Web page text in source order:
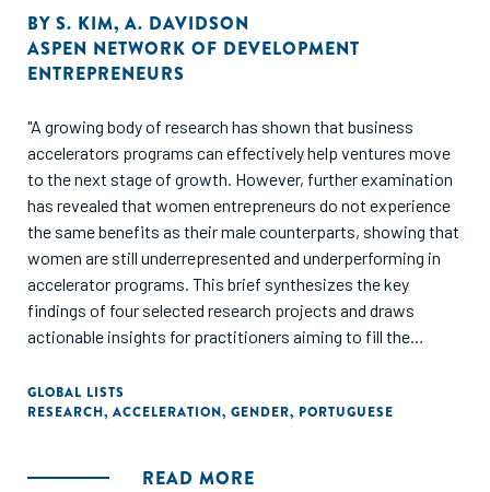
BY S. KIM, A. DAVIDSON
ASPEN NETWORK OF DEVELOPMENT
ENTREPRENEURS
"A growing body of research has shown that business
accelerators programs can effectively help ventures move
to the next stage of growth. However, further examination
has revealed that women entrepreneurs do not experience
the same benefits as their male counterparts, showing that
women are still underrepresented and underperforming in
accelerator programs. This brief synthesizes the key
findings of four selected research projects and draws
actionable insights for practitioners aiming to fill the
what ways accelerators can address key barriers."
GLOBAL LISTS
RESEARCH, ACCELERATION, GENDER, PORTUGUESE
READ MORE